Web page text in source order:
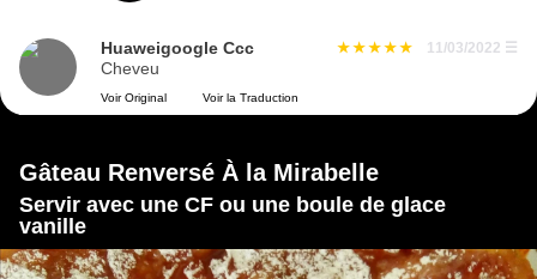
Huaweigoogle Ccc 11/03/2022 ☰
Cheveu
Voir Original Voir la Traduction
Gâteau Renversé À la Mirabelle
Servir avec une CF ou une boule de glace
vanille